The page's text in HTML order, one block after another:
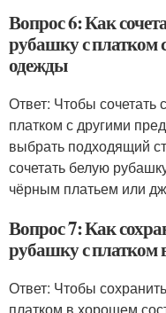
Вопрос 6: Как
рубашку с платком
одежды
Ответ: Чтобы сочетать
платком с другими
выбрать подходящий
сочетать белую
чёрным платьем или
Вопрос 7: Как
рубашку с платком
Ответ: Чтобы